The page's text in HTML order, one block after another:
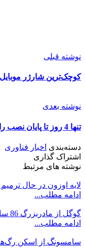
نوشته قبلی
کوچک‌ترین شارژر
نوشته بعدی
تنها 4 روز تا پایان نصب رایگان ویندوز 10 وقت دارید!
دسته‌بندی اخبار فناوری
اشتراک گذاری
نوشته های مرتبط
لایه اوزون در حال
ادامه مطلب...
گوگل از مادربزرگ 86 ساله برای سرچ مودبانه اش قدردانی کرد
ادامه مطلب...
سامسونگ از اسکن